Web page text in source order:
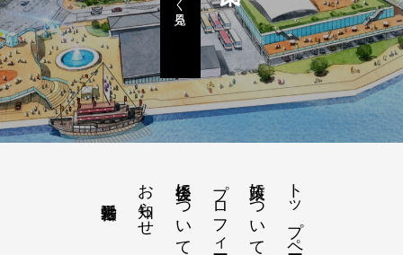
トップページ
政策について
プロフィール
後援会について
お知らせ